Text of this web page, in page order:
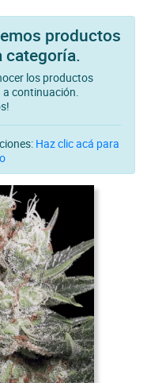
productos
categoría.
los productos
continuación.
Haz clic acá para